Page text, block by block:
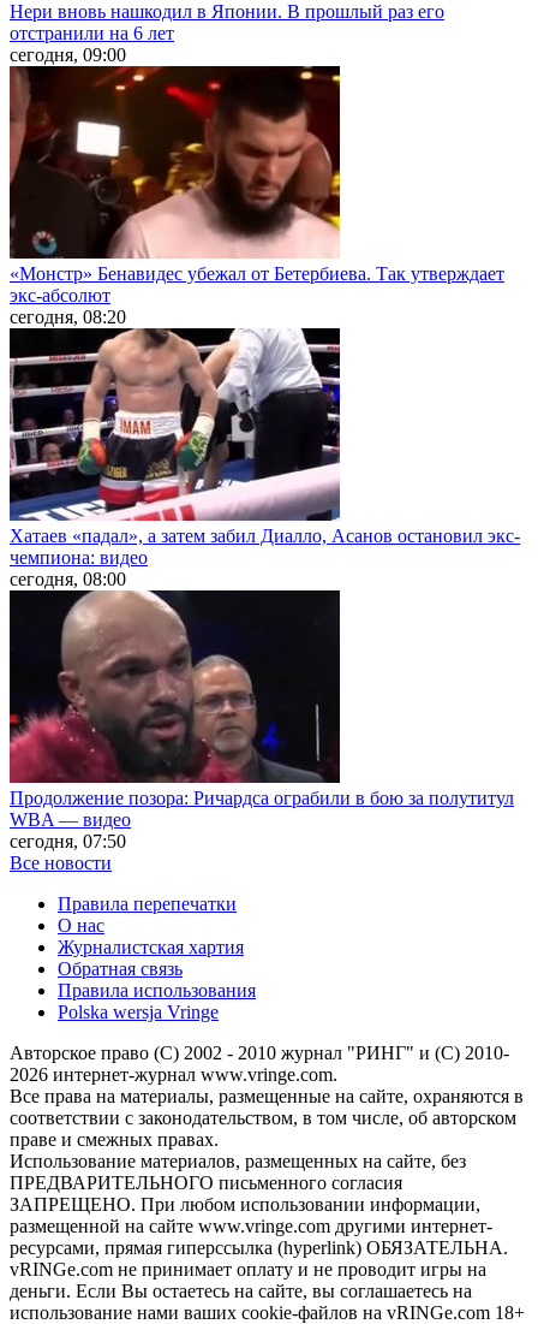
Нери вновь нашкодил в Японии. В прошлый раз его
отстранили на 6 лет
сегодня, 09:00
«Монстр» Бенавидес убежал от Бетербиева. Так утверждает
экс-абсолют
сегодня, 08:20
Хатаев «падал», а затем забил Диалло, Асанов остановил экс-
чемпиона: видео
сегодня, 08:00
Продолжение позора: Ричардса ограбили в бою за полутитул
WBA — видео
сегодня, 07:50
Все новости
Правила перепечатки
О нас
Журналистская хартия
Обратная связь
Правила использования
Polska wersja Vringe
Авторское право (С) 2002 - 2010 журнал "РИНГ" и (С) 2010-
2026 интернет-журнал www.vringe.com.
Все права на материалы, размещенные на сайте, охраняются в
соответствии с законодательством, в том числе, об авторском
праве и смежных правах.
Использование материалов, размещенных на сайте, без
ПРЕДВАРИТЕЛЬНОГО письменного согласия
ЗАПРЕЩЕНО. При любом использовании информации,
размещенной на сайте www.vringe.com другими интернет-
ресурсами, прямая гиперссылка (hyperlink) ОБЯЗАТЕЛЬНА.
vRINGe.com не принимает оплату и не проводит игры на
деньги. Если Вы остаетесь на сайте, вы соглашаетесь на
использование нами ваших cookie-файлов на vRINGe.com 18+